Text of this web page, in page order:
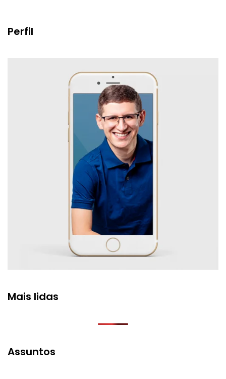
Perfil
Mais lidas
Assuntos